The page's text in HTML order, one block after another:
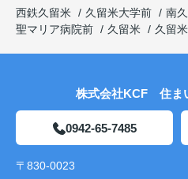
西鉄久留米
久留米大学前 南
聖マリア病院前
久留米 久留
株式会社KCF 住ま
0942-65-7485
〒830-0023